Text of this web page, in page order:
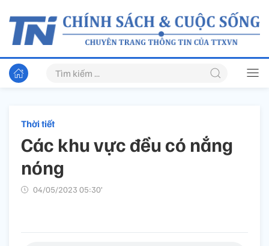
Thời tiết
Các khu vực đều có nắng
nóng
04/05/2023 05:30’